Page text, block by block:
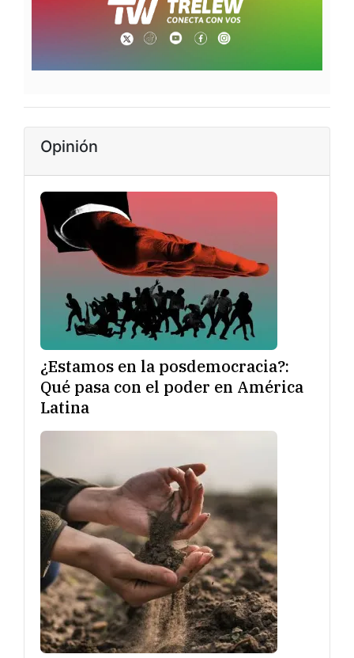
Opinión
¿Estamos en la posdemocracia?:
Qué pasa con el poder en América
Latina